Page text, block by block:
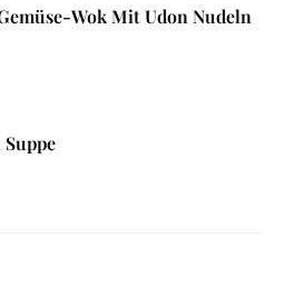
Wok Mit Udon Nudeln